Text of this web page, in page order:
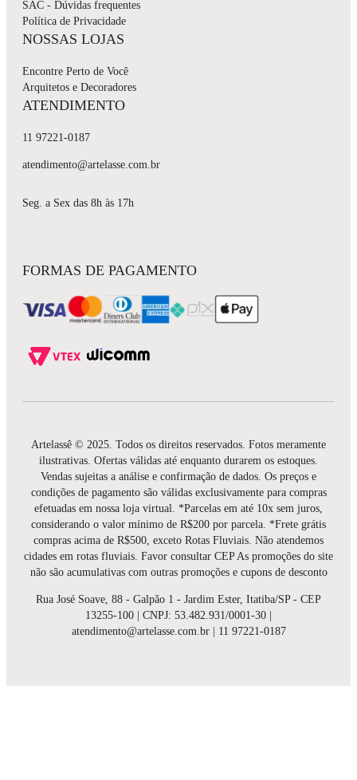
SAC - Dúvidas frequentes
Política de Privacidade
NOSSAS LOJAS
Encontre Perto de Você
Arquitetos e Decoradores
ATENDIMENTO
11 97221-0187
atendimento@artelasse.com.br
Seg. a Sex das 8h às 17h
FORMAS DE PAGAMENTO
Artelassê © 2025. Todos os direitos reservados. Fotos meramente
ilustrativas. Ofertas válidas até enquanto durarem os estoques.
Vendas sujeitas a análise e confirmação de dados. Os preços e
condições de pagamento são válidas exclusivamente para compras
efetuadas em nossa loja virtual. *Parcelas em até 10x sem juros,
considerando o valor mínimo de R$200 por parcela. *Frete grátis
compras acima de R$500, exceto Rotas Fluviais. Não atendemos
cidades em rotas fluviais. Favor consultar CEP As promoções do site
não são acumulativas com outras promoções e cupons de desconto
Rua José Soave, 88 - Galpão 1 - Jardim Ester, Itatiba/SP - CEP
13255-100 | CNPJ: 53.482.931/0001-30 |
atendimento@artelasse.com.br | 11 97221-0187